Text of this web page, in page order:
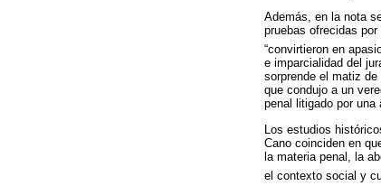
Además, en la nota
pruebas ofrecidas
“convirtieron en
e imparcialidad del
sorprende el matiz
que condujo a un
penal litigado por
Los estudios
Cano coinciden en
la materia penal, la
el contexto social y